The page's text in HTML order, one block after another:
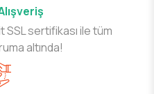
sertifikası ile tüm
altında!